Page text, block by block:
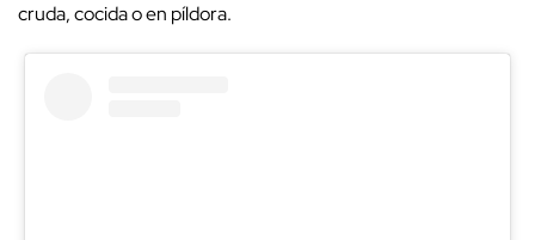
cruda, cocida o en píldora.